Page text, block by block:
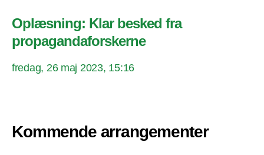
Oplæsning: Klar besked fra
propagandaforskerne
fredag, 26 maj 2023, 15:16
Kommende arrangementer